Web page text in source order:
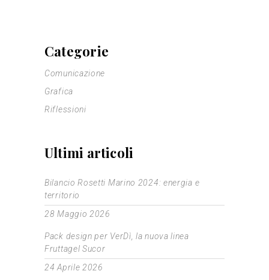
Categorie
Comunicazione
Grafica
Riflessioni
Ultimi articoli
Bilancio Rosetti Marino 2024: energia e
territorio
28 Maggio 2026
Pack design per VerDì, la nuova linea
Fruttagel Sucor
24 Aprile 2026